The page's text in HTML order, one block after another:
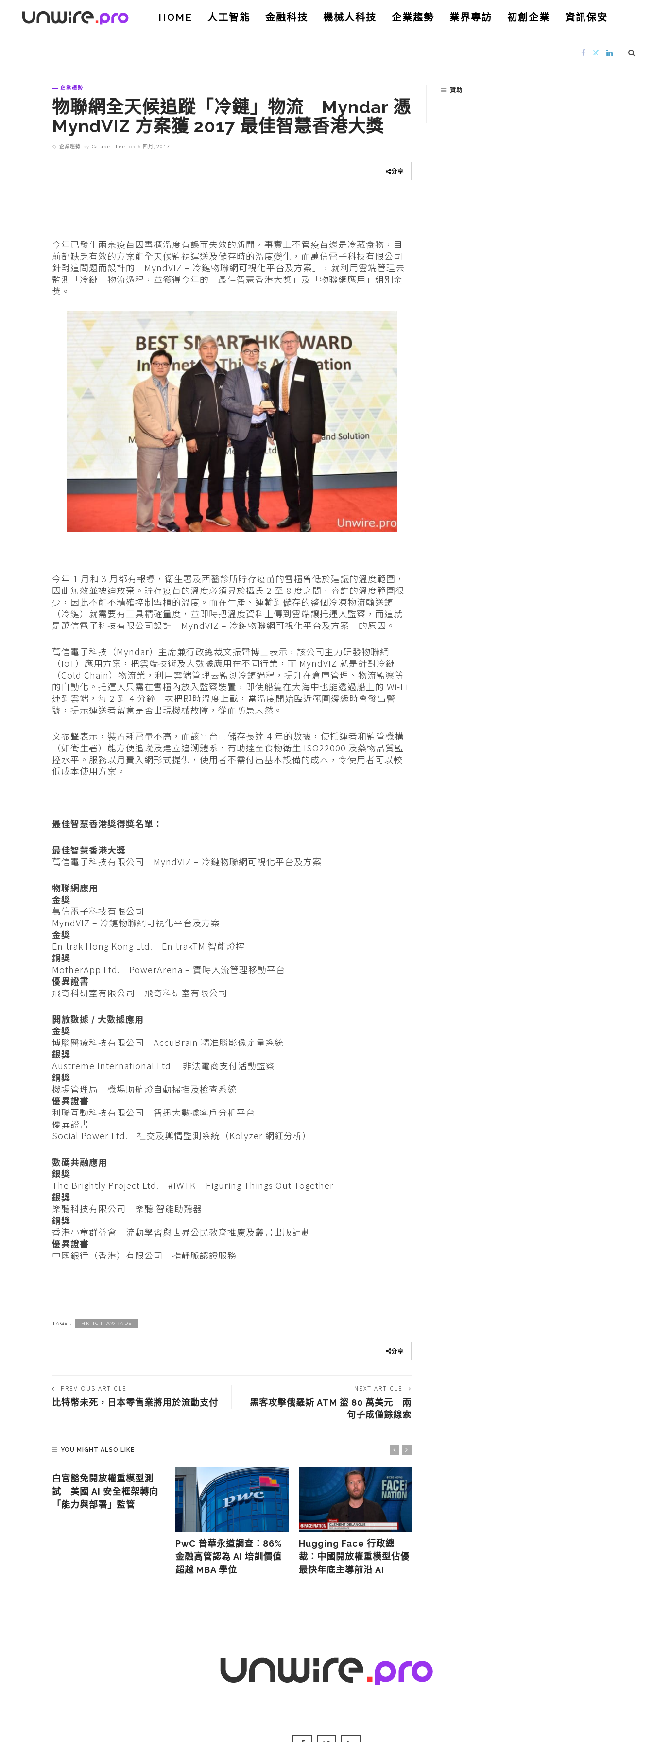
HOME 人工智能 金融科技 機械人科技 企業趨勢 業界專訪 初創企業 資訊保安
企業趨勢
物聯網全天候追蹤「冷鏈」物流 Myndar 憑
MyndVIZ 方案獲 2017 最佳智慧香港大獎
企業趨勢 by Catabell Lee on 6 四月, 2017
分享
今年已發生兩宗疫苗因雪櫃溫度有誤而失效的新聞，事實上不管疫苗還是冷藏食物，目
前都缺乏有效的方案能全天候監視運送及儲存時的溫度變化，而萬信電子科技有限公司
針對這問題而設計的「MyndVIZ – 冷鏈物聯網可視化平台及方案」，就利用雲端管理去
監測「冷鏈」物流過程，並獲得今年的「最佳智慧香港大獎」及「物聯網應用」組別金
獎。
今年 1 月和 3 月都有報導，衛生署及西醫診所貯存疫苗的雪櫃曾低於建議的溫度範圍，
因此無效並被迫放棄。貯存疫苗的溫度必須界於攝氏 2 至 8 度之間，容許的溫度範圍很
少，因此不能不精確控制雪櫃的溫度。而在生產、運輸到儲存的整個冷凍物流輸送鏈
（冷鏈）就需要有工具精確量度，並即時把溫度資料上傳到雲端讓托運人監察，而這就
是萬信電子科技有限公司設計「MyndVIZ – 冷鏈物聯網可視化平台及方案」的原因。
萬信電子科技（Myndar）主席兼行政總裁文振聲博士表示，該公司主力研發物聯網
（IoT）應用方案，把雲端技術及大數據應用在不同行業，而 MyndVIZ 就是針對冷鏈
（Cold Chain）物流業，利用雲端管理去監測冷鏈過程，提升在倉庫管理、物流監察等
的自動化。托運人只需在雪櫃內放入監察裝置，即使船隻在大海中也能透過船上的 Wi-Fi
連到雲端，每 2 到 4 分鐘一次把即時溫度上載，當溫度開始臨近範圍邊緣時會發出警
號，提示運送者留意是否出現機械故障，從而防患未然。
文振聲表示，裝置耗電量不高，而該平台可儲存長達 4 年的數據，使托運者和監管機構
（如衛生署）能方便追蹤及建立追溯體系，有助達至食物衛生 ISO22000 及藥物品質監
控水平。服務以月費入網形式提供，使用者不需付出基本設備的成本，令使用者可以較
低成本使用方案。
最佳智慧香港獎得獎名單：
最佳智慧香港大獎
萬信電子科技有限公司 MyndVIZ – 冷鏈物聯網可視化平台及方案
物聯網應用
金獎
萬信電子科技有限公司
MyndVIZ – 冷鏈物聯網可視化平台及方案
金獎
En-trak Hong Kong Ltd. En-trakTM 智能燈控
銅獎
MotherApp Ltd. PowerArena – 實時人流管理移動平台
優異證書
飛奇科研室有限公司 飛奇科研室有限公司
開放數據 / 大數據應用
金獎
博腦醫療科技有限公司 AccuBrain 精准腦影像定量系統
銀獎
Austreme International Ltd. 非法電商支付活動監察
銅獎
機場管理局 機場助航燈自動掃描及檢查系統
優異證書
利聯互動科技有限公司 智迅大數據客戶分析平台
優異證書
Social Power Ltd. 社交及輿情監測系統（Kolyzer 網紅分析）
數碼共融應用
銀獎
The Brightly Project Ltd. #IWTK – Figuring Things Out Together
銀獎
樂聽科技有限公司 樂聽 智能助聽器
銅獎
香港小童群益會 流動學習與世界公民教育推廣及叢書出版計劃
優異證書
中國銀行（香港）有限公司 指靜脈認證服務
TAGS : HK ICT AWRADS
分享
PREVIOUS ARTICLE
比特幣未死，日本零售業將用於流動支付
NEXT ARTICLE
黑客攻擊俄羅斯 ATM 盜 80 萬美元 兩
句子成僅餘線索
YOU MIGHT ALSO LIKE
白宮豁免開放權重模型測
試 美國 AI 安全框架轉向
「能力與部署」監管
PwC 普華永道調查：86%
金融高管認為 AI 培訓價值
超越 MBA 學位
Hugging Face 行政總
裁：中國開放權重模型佔優
最快年底主導前沿 AI
贊助